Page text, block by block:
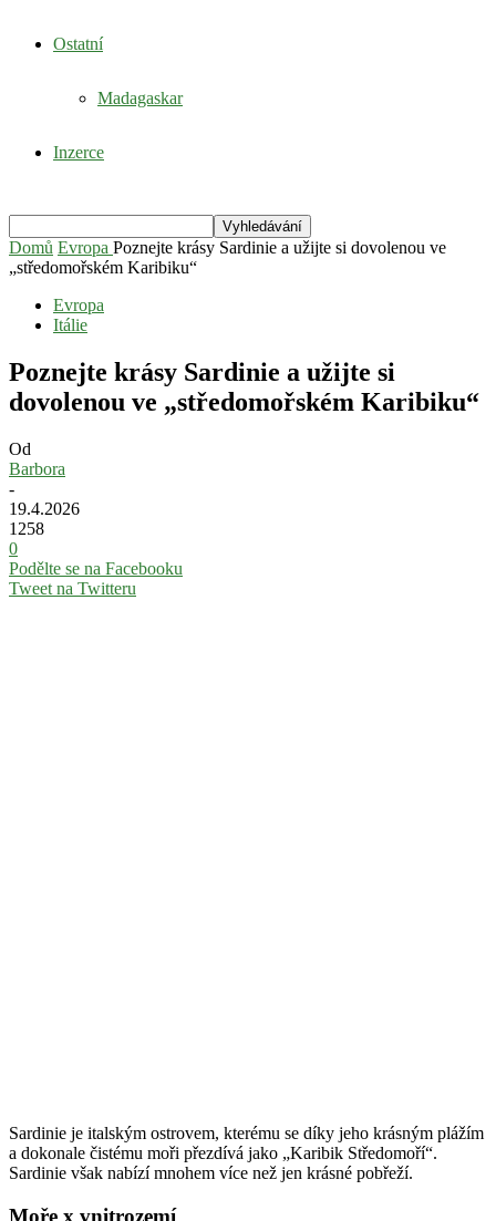
Ostatní
Madagaskar
Inzerce
Domů Evropa Poznejte krásy Sardinie a užijte si dovolenou ve
„středomořském Karibiku“
Evropa
Itálie
Poznejte krásy Sardinie a užijte si
dovolenou ve „středomořském Karibiku“
Od
Barbora
-
19.4.2026
1258
0
Podělte se na Facebooku
Tweet na Twitteru
Sardinie je italským ostrovem, kterému se díky jeho krásným plážím
a dokonale čistému moři přezdívá jako „Karibik Středomoří“.
Sardinie však nabízí mnohem více než jen krásné pobřeží.
Moře x vnitrozemí